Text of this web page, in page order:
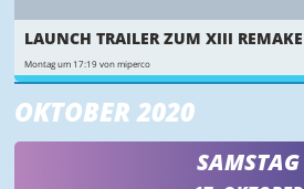
LAUNCH TRAILER ZUM XIII REMAKE
Montag um 17:19 von miperco
OKTOBER 2020
SAMSTAG